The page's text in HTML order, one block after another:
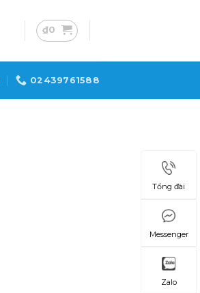
₫0
02439761588
Tổng đài
Messenger
Zalo